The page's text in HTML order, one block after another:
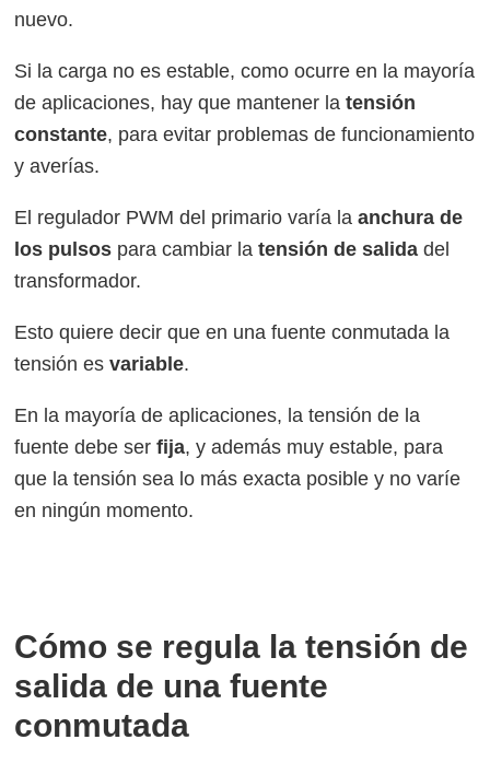
nuevo.
Si la carga no es estable, como ocurre en la mayoría
de aplicaciones, hay que mantener latensión
constante, para evitar problemas de funcionamiento
y averías.
El regulador PWM del primario varía laanchura de
los pulsos para cambiar latensión de salida del
transformador.
Esto quiere decir que en una fuente conmutada la
tensión esvariable.
En la mayoría de aplicaciones, la tensión de la
fuente debe serfija, y además muy estable, para
que la tensión sea lo más exacta posible y no varíe
en ningún momento.
Cómo se regula la tensión de
salida de una fuente
conmutada